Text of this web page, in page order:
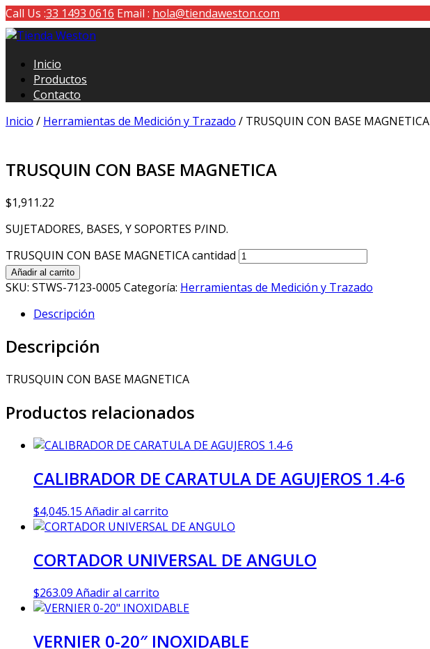
Call Us :33 1493 0616 Email : hola@tiendaweston.com
Tienda Weston
Herramientas de carga y medición
Inicio
Productos
Contacto
Inicio / Herramientas de Medición y Trazado / TRUSQUIN CON BASE MAGNETICA
TRUSQUIN CON BASE MAGNETICA
$1,911.22
SUJETADORES, BASES, Y SOPORTES P/IND.
TRUSQUIN CON BASE MAGNETICA cantidad
Añadir al carrito
SKU: STWS-7123-0005 Categoría: Herramientas de Medición y Trazado
Descripción
Descripción
TRUSQUIN CON BASE MAGNETICA
Productos relacionados
CALIBRADOR DE CARATULA DE AGUJEROS 1.4-6
$4,045.15 Añadir al carrito
CORTADOR UNIVERSAL DE ANGULO
$263.09 Añadir al carrito
VERNIER 0-20″ INOXIDABLE